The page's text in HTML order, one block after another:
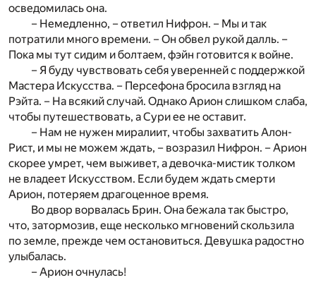
осведомилась она.
– Немедленно, – ответил Нифрон. – Мы и так
потратили много времени. – Он обвел рукой далль. –
Пока мы тут сидим и болтаем, фэйн готовится к войне.
– Я буду чувствовать себя уверенней с поддержкой
Мастера Искусства. – Персефона бросила взгляд на
Рэйта. – На всякий случай. Однако Арион слишком слаба,
чтобы путешествовать, а Сури ее не оставит.
– Нам не нужен миралиит, чтобы захватить Алон-
Рист, и мы не можем ждать, – возразил Нифрон. – Арион
скорее умрет, чем выживет, а девочка-мистик толком
не владеет Искусством. Если будем ждать смерти
Арион, потеряем драгоценное время.
Во двор ворвалась Брин. Она бежала так быстро,
что, затормозив, еще несколько мгновений скользила
по земле, прежде чем остановиться. Девушка радостно
улыбалась.
– Арион очнулась!